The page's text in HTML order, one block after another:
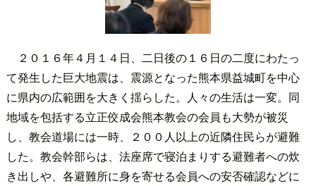
２０１６年４月１４日、二日後の１６日の二度にわたっ
て発生した巨大地震は、震源となった熊本県益城町を中心
に県内の広範囲を大きく揺らした。人々の生活は一変。同
地域を包括する立正佼成会熊本教会の会員も大勢が被災
し、教会道場には一時、２００人以上の近隣住民らが避難
した。教会幹部らは、法座席で寝泊まりする避難者への炊
き出しや、各避難所に身を寄せる会員への安否確認などに